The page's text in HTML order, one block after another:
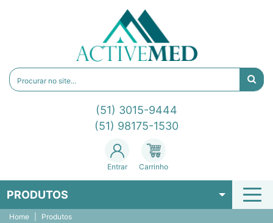
(51) 3015-9444
(51) 98175-1530
Entrar Carrinho
PRODUTOS
Home Produtos